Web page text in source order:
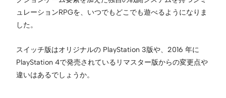
ュレーションRPGを、いつでもどこでも遊べるようになりま
した。
スイッチ版はオリジナルの PlayStation 3版や、2016 年に
PlayStation 4で発売されているリマスター版からの変更点や
違いはあるでしょうか。